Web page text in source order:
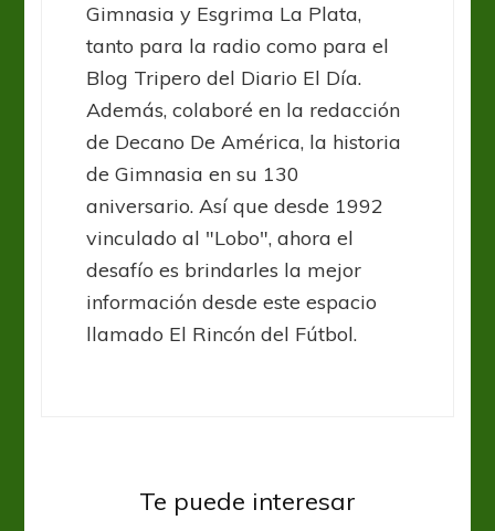
Gimnasia y Esgrima La Plata,
tanto para la radio como para el
Blog Tripero del Diario El Día.
Además, colaboré en la redacción
de Decano De América, la historia
de Gimnasia en su 130
aniversario. Así que desde 1992
vinculado al "Lobo", ahora el
desafío es brindarles la mejor
información desde este espacio
llamado El Rincón del Fútbol.
Te puede interesar